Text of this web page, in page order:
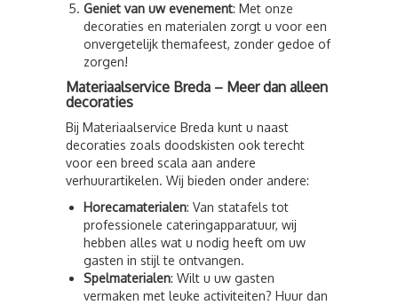
Geniet van uw evenement: Met onze
decoraties en materialen zorgt u voor een
onvergetelijk themafeest, zonder gedoe of
zorgen!
Materiaalservice Breda – Meer dan alleen
decoraties
Bij Materiaalservice Breda kunt u naast
decoraties zoals doodskisten ook terecht
voor een breed scala aan andere
verhuurartikelen. Wij bieden onder andere:
Horecamaterialen: Van statafels tot
professionele cateringapparatuur, wij
hebben alles wat u nodig heeft om uw
gasten in stijl te ontvangen.
Spelmaterialen: Wilt u uw gasten
vermaken met leuke activiteiten? Huur dan